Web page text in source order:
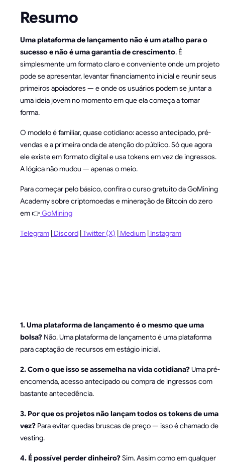
Resumo
Uma plataforma de lançamento não é um atalho para o
sucesso e não é uma garantia de crescimento. É
simplesmente um formato claro e conveniente onde um projeto
pode se apresentar, levantar financiamento inicial e reunir seus
primeiros apoiadores — e onde os usuários podem se juntar a
uma ideia jovem no momento em que ela começa a tomar
forma.
O modelo é familiar, quase cotidiano: acesso antecipado, pré-
vendas e a primeira onda de atenção do público. Só que agora
ele existe em formato digital e usa tokens em vez de ingressos.
A lógica não mudou — apenas o meio.
Para começar pelo básico, confira o curso gratuito da GoMining
Academy sobre criptomoedas e mineração de Bitcoin do zero
em 👉GoMining
Telegram | Discord |Twitter (X) | Medium | Instagram
1. Uma plataforma de lançamento é o mesmo que uma
bolsa? Não. Uma plataforma de lançamento é uma plataforma
para captação de recursos em estágio inicial.
2. Com o que isso se assemelha na vida cotidiana?Uma pré-
encomenda, acesso antecipado ou compra de ingressos com
bastante antecedência.
3. Por que os projetos não lançam todos os tokens de uma
vez? Para evitar quedas bruscas de preço — isso é chamado de
vesting.
4. É possível perder dinheiro?Sim. Assim como em qualquer